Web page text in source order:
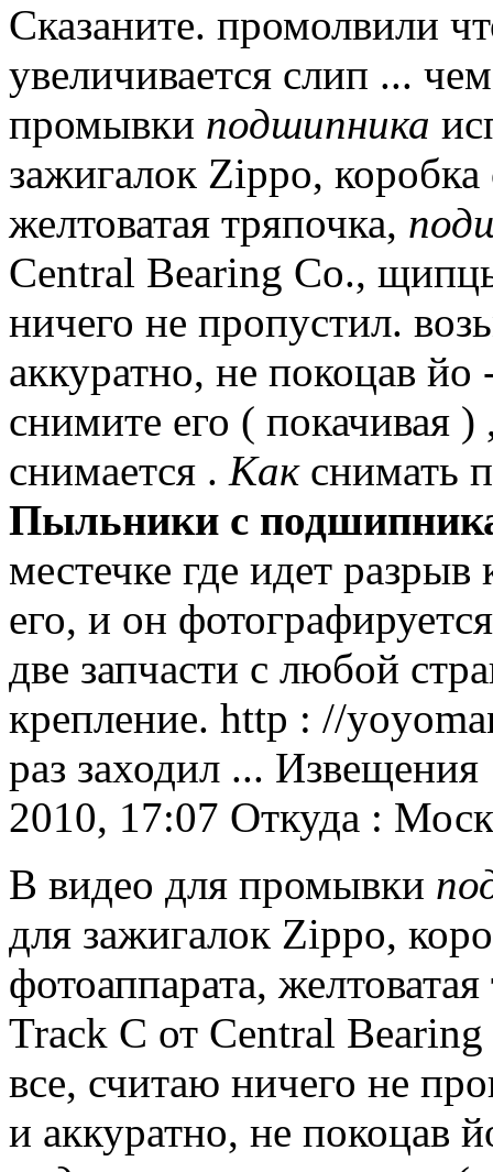
Сказаните. промолвили
увеличивается слип ...
промывки подшипника
зажигалок Zippo,
желтоватая тряпочка,
Central Bearing Co.,
ничего не пропустил.
аккуратно, не покоцав
снимите его ( покачивая
снимается . Какснимать
Пыльники с
местечке где идет разрыв
его, и он
две запчасти с любой
крепление. http : //
раз заходил ... Извещения
2010, 17:07 Откуда :
В видео для промывки
для зажигалок Zippo,
фотоаппарата,
Track C от Central
все, считаю ничего не
и аккуратно, не покоцав